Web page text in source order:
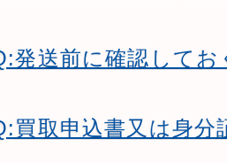
発送前に確認して
買取申込書又は身